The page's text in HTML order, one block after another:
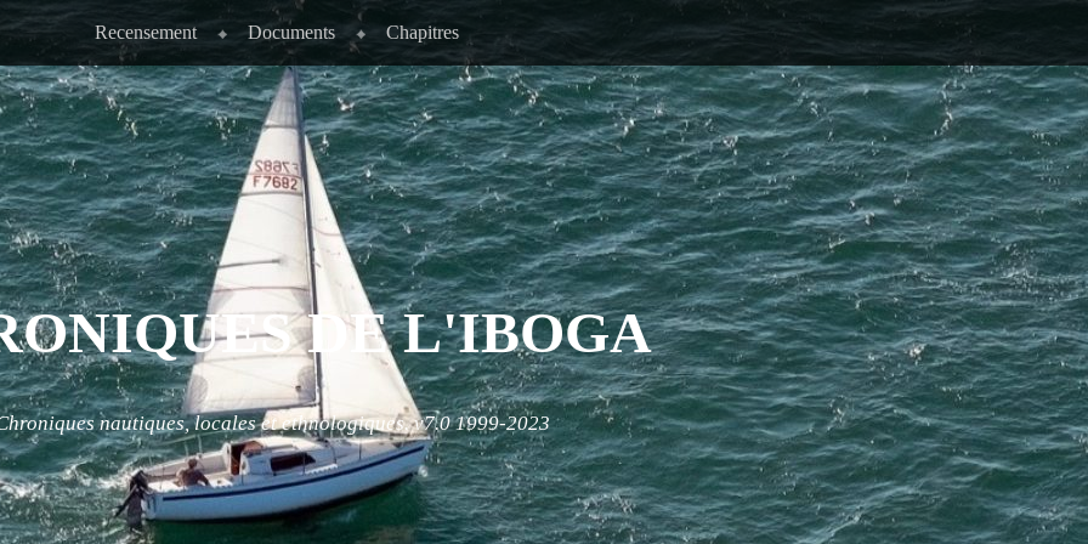
Recensement Documents Chapitres
DE L'IBOGA
nautiques, locales et ethnologiques. v7.0 1999-2023